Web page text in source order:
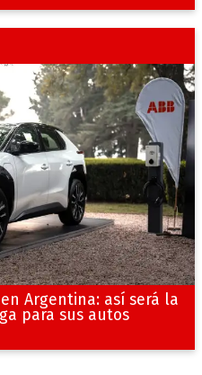
Argentina: así será la
para sus autos